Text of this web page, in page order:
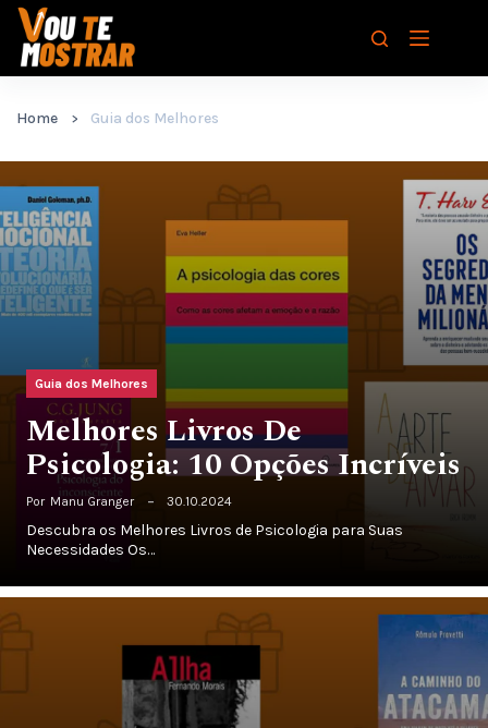
Pular
para
Home Guia dos Melhores
Guia dos Melhores
Melhores Livros De
Psicologia: 10 Opções Incríveis
Por Manu Granger 30.10.2024
Descubra os Melhores Livros de Psicologia para Suas
Necessidades Os…